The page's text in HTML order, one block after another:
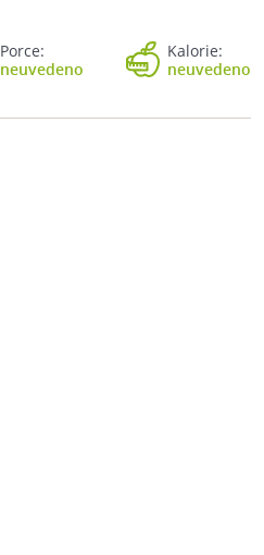
Porce:
neuvedeno
Kalorie:
neuvedeno